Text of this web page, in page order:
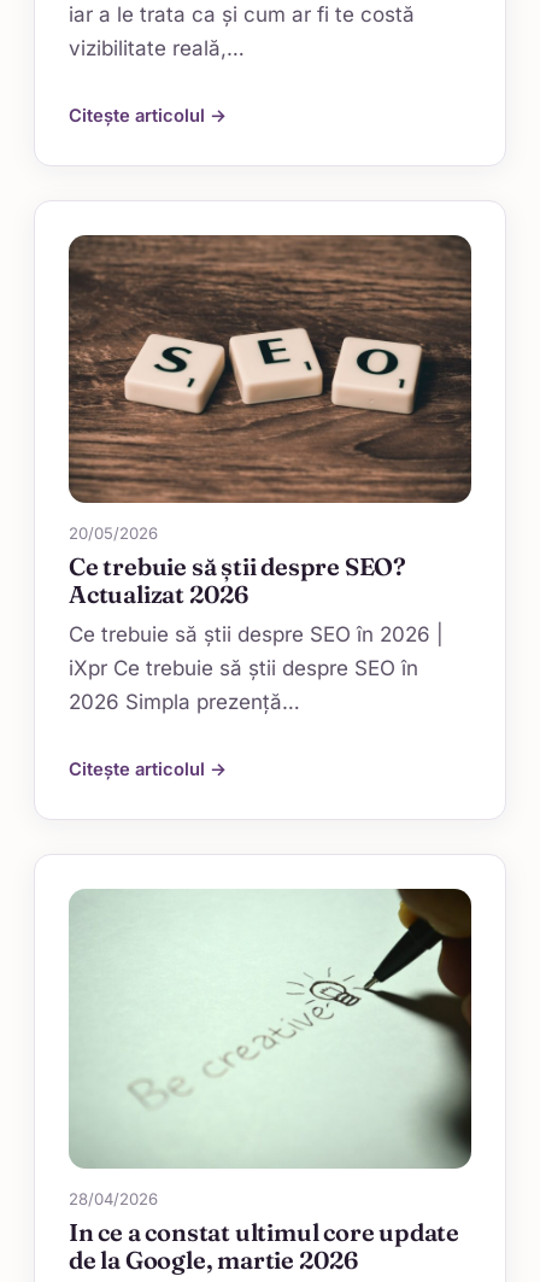
iar a le trata ca și cum ar fi te costă
vizibilitate reală,…
Citește articolul →
20/05/2026
Ce trebuie să știi despre SEO?
Actualizat 2026
Ce trebuie să știi despre SEO în 2026 |
iXpr Ce trebuie să știi despre SEO în
2026 Simpla prezență…
Citește articolul →
28/04/2026
In ce a constat ultimul core update
de la Google, martie 2026